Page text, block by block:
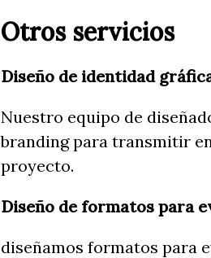
Otros servicios
Diseño de identidad
Nuestro equipo de
branding para transmitir
proyecto.
Diseño de formatos para
diseñamos formatos para